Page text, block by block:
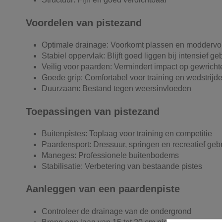
Voordelen van pistezand
Optimale drainage: Voorkomt plassen en
Stabiel oppervlak: Blijft goed liggen bij intensief
Veilig voor paarden: Vermindert impact op
Goede grip: Comfortabel voor training en
Duurzaam: Bestand tegen weersinvloeden
Toepassingen van pistezand
Buitenpistes: Toplaag voor training en competitie
Paardensport: Dressuur, springen en recreatief
Maneges: Professionele buitenbodems
Stabilisatie: Verbetering van bestaande pistes
Aanleggen van een paardenpiste
Controleer de drainage van de ondergrond